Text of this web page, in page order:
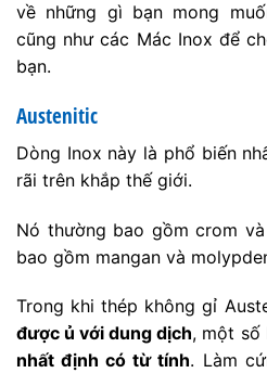
về những gì bạn mong
cũng như các Mác Inox để
bạn.
Austenitic
Dòng Inox này là phổ biến
rãi trên khắp thế giới.
Nó thường bao gồm crom
bao gồm mangan và
Trong khi thép không gỉ
được ủ với dung dịch, một số
nhất định có từ tính. Làm